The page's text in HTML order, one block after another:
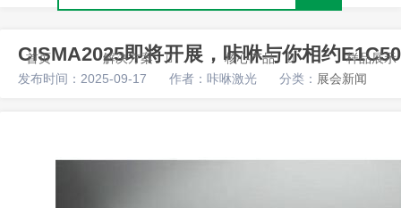
首页 解决方案 核心产品 样品展示
CISMA2025即将开展，咔咻与你相约E1C50
发布时间：2025-09-17 作者：咔咻激光 分类： 展会新闻